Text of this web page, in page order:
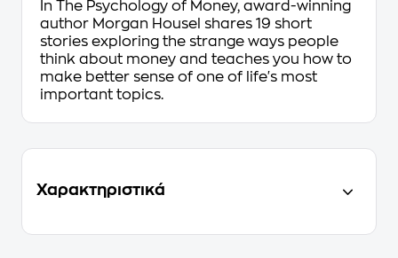
In The Psychology of Money, award-winning
author Morgan Housel shares 19 short
stories exploring the strange ways people
think about money and teaches you how to
make better sense of one of life's most
important topics.
Χαρακτηριστικά